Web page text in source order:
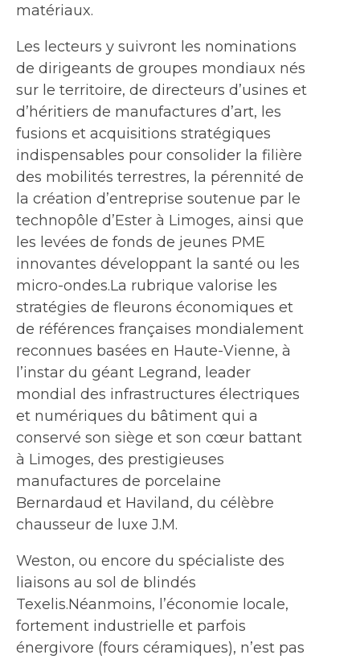
matériaux.
Les lecteurs y suivront les nominations
de dirigeants de groupes mondiaux nés
sur le territoire, de directeurs d’usines et
d’héritiers de manufactures d’art, les
fusions et acquisitions stratégiques
indispensables pour consolider la filière
des mobilités terrestres, la pérennité de
la création d’entreprise soutenue par le
technopôle d’Ester à Limoges, ainsi que
les levées de fonds de jeunes PME
innovantes développant la santé ou les
micro-ondes.La rubrique valorise les
stratégies de fleurons économiques et
de références françaises mondialement
reconnues basées en Haute-Vienne, à
l’instar du géant Legrand, leader
mondial des infrastructures électriques
et numériques du bâtiment qui a
conservé son siège et son cœur battant
à Limoges, des prestigieuses
manufactures de porcelaine
Bernardaud et Haviland, du célèbre
chausseur de luxe J.M.
Weston, ou encore du spécialiste des
liaisons au sol de blindés
Texelis.Néanmoins, l’économie locale,
fortement industrielle et parfois
énergivore (fours céramiques), n’est pas